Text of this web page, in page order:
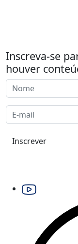
Inscreva-se
houver
Inscrever